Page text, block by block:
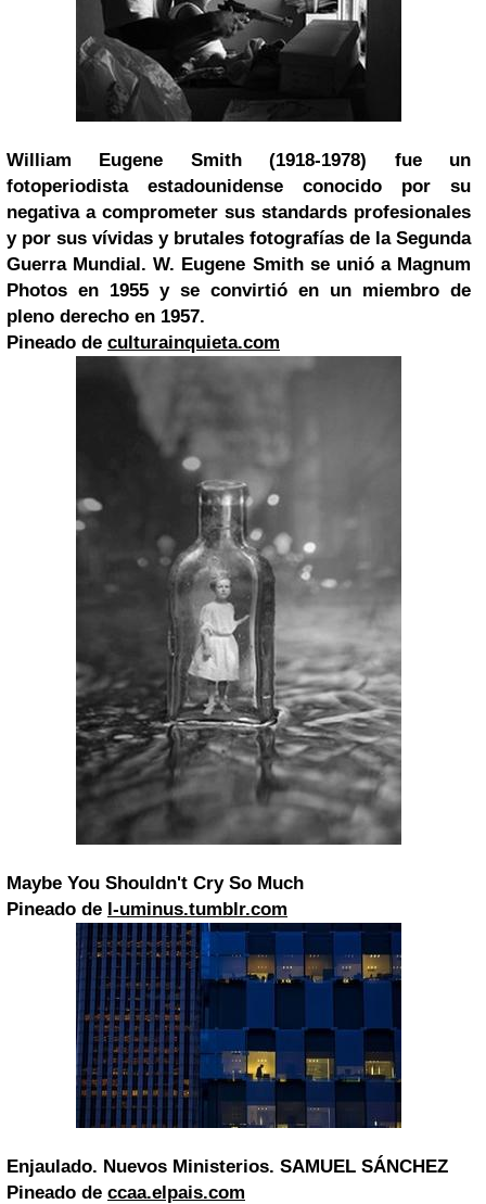
William Eugene Smith (1918-1978) fue un
fotoperiodista estadounidense conocido por su
negativa a comprometer sus standards profesionales
y por sus vívidas y brutales fotografías de la Segunda
Guerra Mundial. W. Eugene Smith se unió a Magnum
Photos en 1955 y se convirtió en un miembro de
pleno derecho en 1957.
Pineado de culturainquieta.com
Maybe You Shouldn't Cry So Much
Pineado de l-uminus.tumblr.com
Enjaulado. Nuevos Ministerios. SAMUEL SÁNCHEZ
Pineado de ccaa.elpais.com